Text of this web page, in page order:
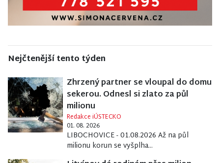
Nejčtenější tento týden
Zhrzený partner se vloupal do domu
sekerou. Odnesl si zlato za půl
milionu
Redakce iÚSTECKO
01. 08. 2026
LIBOCHOVICE - 01.08.2026 Až na půl
milionu korun se vyšplha...